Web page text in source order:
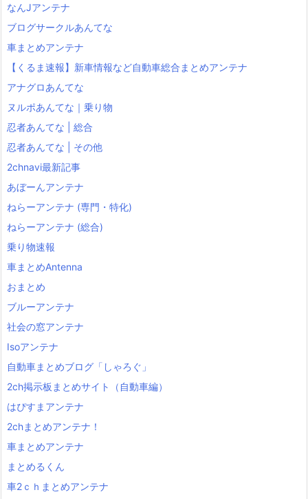
なんJアンテナ
ブログサークルあんてな
車まとめアンテナ
【くるま速報】新車情報など自動車総合まとめアンテナ
アナグロあんてな
ヌルポあんてな｜乗り物
忍者あんてな | 総合
忍者あんてな | その他
2chnavi最新記事
あぼーんアンテナ
ねらーアンテナ (専門・特化)
ねらーアンテナ (総合)
乗り物速報
車まとめAntenna
おまとめ
ブルーアンテナ
社会の窓アンテナ
Isoアンテナ
自動車まとめブログ「しゃろぐ」
2ch掲示板まとめサイト（自動車編）
はぴすまアンテナ
2chまとめアンテナ！
車まとめアンテナ
まとめるくん
車2ｃｈまとめアンテナ